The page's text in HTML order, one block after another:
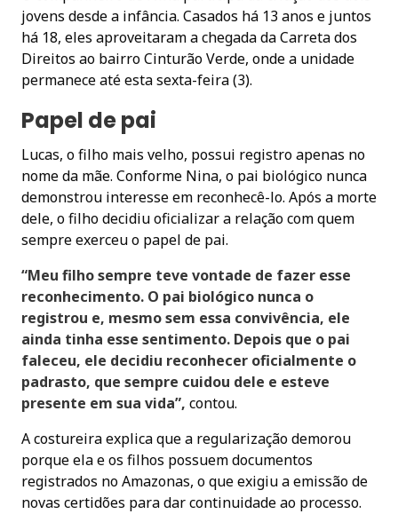
jovens desde a infância. Casados há 13 anos e juntos
há 18, eles aproveitaram a chegada da Carreta dos
Direitos ao bairro Cinturão Verde, onde a unidade
permanece até esta sexta-feira (3).
Papel de pai
Lucas, o filho mais velho, possui registro apenas no
nome da mãe. Conforme Nina, o pai biológico nunca
demonstrou interesse em reconhecê-lo. Após a morte
dele, o filho decidiu oficializar a relação com quem
sempre exerceu o papel de pai.
“Meu filho sempre teve vontade de fazer esse
reconhecimento. O pai biológico nunca o
registrou e, mesmo sem essa convivência, ele
ainda tinha esse sentimento. Depois que o pai
faleceu, ele decidiu reconhecer oficialmente o
padrasto, que sempre cuidou dele e esteve
presente em sua vida”, contou.
A costureira explica que a regularização demorou
porque ela e os filhos possuem documentos
registrados no Amazonas, o que exigiu a emissão de
novas certidões para dar continuidade ao processo.